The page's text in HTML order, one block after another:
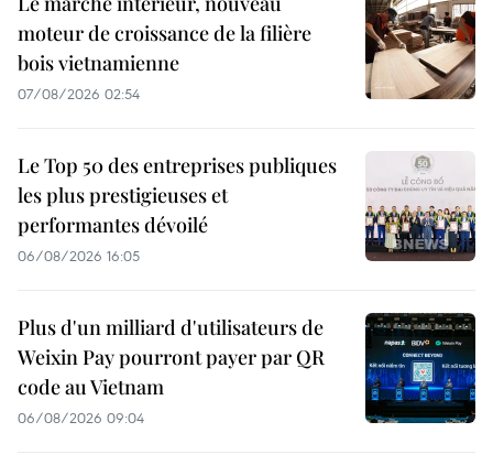
moteur de croissance de la filière
bois vietnamienne
07/08/2026 02:54
Le Top 50 des entreprises publiques
les plus prestigieuses et
performantes dévoilé
06/08/2026 16:05
Plus d'un milliard d'utilisateurs de
Weixin Pay pourront payer par QR
code au Vietnam
06/08/2026 09:04